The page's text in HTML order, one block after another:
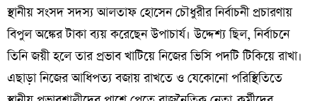
স্থানীয় সংসদ সদস্য আলতাফ হোসেন চৌধুরীর নির্বাচনী প্রচারণায়
বিপুল অঙ্কের টাকা ব্যয় করেছেন উপাচার্য। উদ্দেশ্য ছিল, নির্বাচনে
তিনি জয়ী হলে তার প্রভাব খাটিয়ে নিজের ভিসি পদটি টিকিয়ে রাখা।
এছাড়া নিজের আধিপত্য বজায় রাখতে ও যেকোনো পরিস্থিতিতে